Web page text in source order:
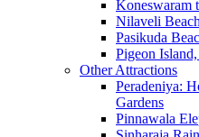
Koneswaram
Nilaveli
Pasikuda
Pigeon
Other Attractions
Peradeniya:
Gardens
Pinnawala